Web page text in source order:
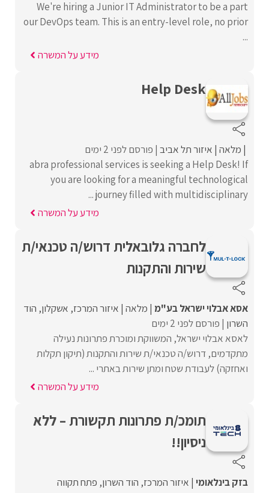
We're hiring a Junior IT Administrator to be a part
our DevOps team. This is an entry-level role, no prior
...
מידע על המשרה
Help Desk
מלאה איזור תל אביב פורסם לפני 2 ימים
abra professional services is seeking a Help Desk! If
you are looking for a meaningful technological
journey filled with multidisciplinary ...
מידע על המשרה
לחברה גלובאלית דרוש/ה טכנאי/ת
שירות והתקנות
אסא אבלוי ישראל בע"מ מלאה איזור המרכז אשקלון הוד
השרון פורסם לפני 2 ימים
לאסא אבלוי ישראל, המשווקת ומוכרת פתרונות נעילה
מתקדמים, דרוש/ה טכנאי/ת שירות והתקנות (תיקון תקלות
ואחזקה) לעבודת שטח ומתן שירות באתרי ...
מידע על המשרה
תומכ/ת פתרונות תקשורת – ללא
ניסיון!!
בזק בינלאומי איזור המרכז הוד השרון פתח תקווה